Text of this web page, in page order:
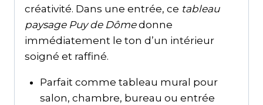
créativité. Dans une entrée, ce tableau
paysage Puy de Dômedonne
immédiatement le ton d’un intérieur
soigné et raffiné.
Parfait comme tableau mural pour
salon, chambre, bureau ou entrée